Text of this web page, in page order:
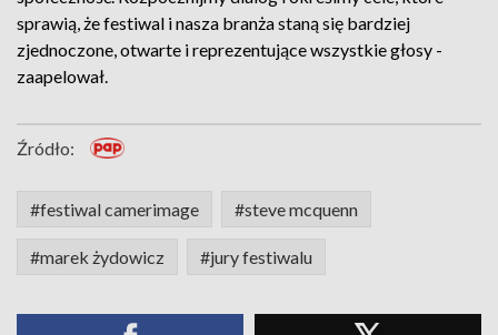
sprawią, że festiwal i nasza branża staną się bardziej
zjednoczone, otwarte i reprezentujące wszystkie głosy -
zaapelował.
Źródło:
#festiwal camerimage #steve mcquenn
#marek żydowicz #jury festiwalu